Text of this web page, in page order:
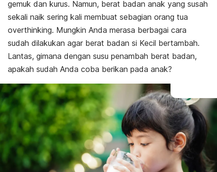
gemuk dan kurus. Namun, berat badan anak yang susah
sekali naik sering kali membuat sebagian orang tua
overthinking. Mungkin Anda merasa berbagai cara
sudah dilakukan agar berat badan si Kecil bertambah.
Lantas, gimana dengan susu penambah berat badan,
apakah sudah Anda coba berikan pada anak?